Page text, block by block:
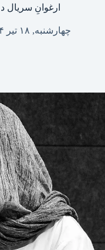
ارغوانِ سریال
چهارشنبه, ۱۸ تیر ۱۴۰۴ – ۲۱:۳۹